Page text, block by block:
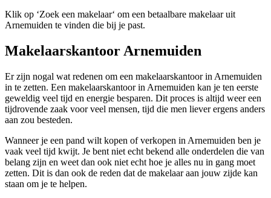
Klik op ‘Zoek een makelaar‘ om een betaalbare makelaar uit
Arnemuiden te vinden die bij je past.
Makelaarskantoor Arnemuiden
Er zijn nogal wat redenen om een makelaarskantoor in Arnemuiden
in te zetten. Een makelaarskantoor in Arnemuiden kan je ten eerste
geweldig veel tijd en energie besparen. Dit proces is altijd weer een
tijdrovende zaak voor veel mensen, tijd die men liever ergens anders
aan zou besteden.
Wanneer je een pand wilt kopen of verkopen in Arnemuiden ben je
vaak veel tijd kwijt. Je bent niet echt bekend alle onderdelen die van
belang zijn en weet dan ook niet echt hoe je alles nu in gang moet
zetten. Dit is dan ook de reden dat de makelaar aan jouw zijde kan
staan om je te helpen.